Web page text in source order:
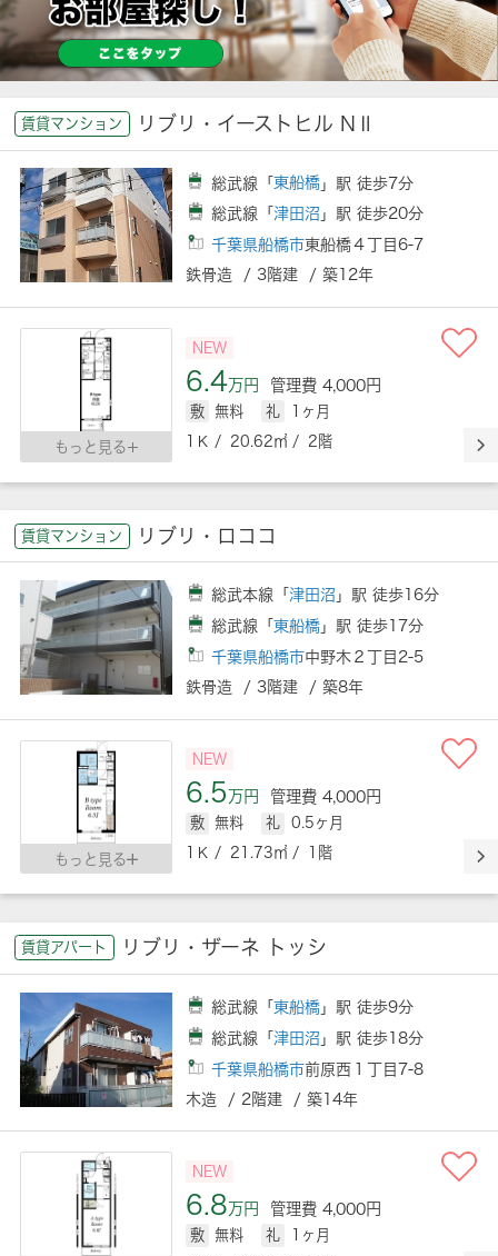
賃貸マンション リブリ・イーストヒル NⅡ
総武線「東船橋 」駅 徒歩7分
総武線「津田沼 」駅 徒歩20分
千葉県船橋市東船橋４丁目6-7
鉄骨造 / 3階建 / 築12年
もっと見る
NEW
6.4万円 管理費 4,000円
敷 無料 礼
1ヶ月
1Ｋ / 20.62㎡ / 2階
賃貸マンション リブリ・ロココ
総武本線「津田沼 」駅 徒歩16分
総武線「東船橋 」駅 徒歩17分
千葉県船橋市中野木２丁目2-5
鉄骨造 / 3階建 / 築8年
もっと見る
NEW
6.5万円 管理費 4,000円
敷 無料 礼
0.5ヶ月
1Ｋ / 21.73㎡ / 1階
賃貸アパート リブリ・ザーネ トッシ
総武線「東船橋 」駅 徒歩9分
総武線「津田沼 」駅 徒歩18分
千葉県船橋市前原西１丁目7-8
木造 / 2階建 / 築14年
NEW
6.8万円 管理費 4,000円
敷 無料 礼
1ヶ月